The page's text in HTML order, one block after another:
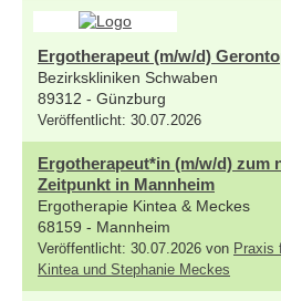
Ergotherapeut (m/w/d)
Bezirkskliniken Schwaben
89312 - Günzburg
Veröffentlicht: 30.07.2026
Ergotherapeut*in (m/w/d) zum
Zeitpunkt in Mannheim
Ergotherapie Kintea & Meckes
68159 - Mannheim
Veröffentlicht: 30.07.2026 von Praxis
Kintea und Stephanie Meckes